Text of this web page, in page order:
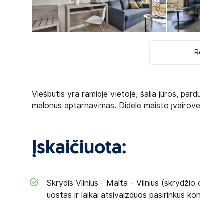
Viešbutis yra ramioje vietoje, šalia jūros,
malonus aptarnavimas. Didelė maisto
Įskaičiuota:
Skrydis Vilnius - Malta - Vilnius (skrydžio
uostas ir laikai atsivaizduos pasirinkus